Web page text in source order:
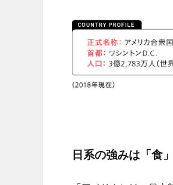
日系の強みは「食